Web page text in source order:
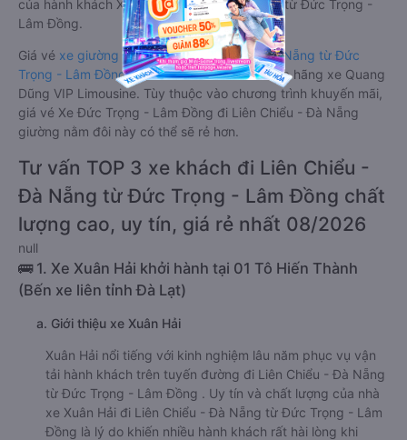
của hành khách Xe về Liên Chiểu - Đà Nẵng từ Đức Trọng -
Lâm Đồng.
Giá vé xe giường nằm đôi đi Liên Chiểu - Đà Nẵng từ Đức
Trọng - Lâm Đồngrẻ nhất là 700000VND của hãng xe Quang
Dũng VIP Limousine. Tùy thuộc vào chương trình khuyến mãi,
giá vé Xe Đức Trọng - Lâm Đồng đi Liên Chiểu - Đà Nẵng
giường nằm đôi này có thể sẽ rẻ hơn.
Tư vấn TOP 3 xe khách đi Liên Chiểu -
Đà Nẵng từ Đức Trọng - Lâm Đồng chất
lượng cao, uy tín, giá rẻ nhất 08/2026
null
🚌 1. Xe Xuân Hải khởi hành tại 01 Tô Hiến Thành
(Bến xe liên tỉnh Đà Lạt)
a. Giới thiệu xe Xuân Hải
Xuân Hải nổi tiếng với kinh nghiệm lâu năm phục vụ vận
tải hành khách trên tuyến đường đi Liên Chiểu - Đà Nẵng
từ Đức Trọng - Lâm Đồng . Uy tín và chất lượng của nhà
xe Xuân Hải đi Liên Chiểu - Đà Nẵng từ Đức Trọng - Lâm
Đồng là lý do khiến nhiều hành khách rất hài lòng khi